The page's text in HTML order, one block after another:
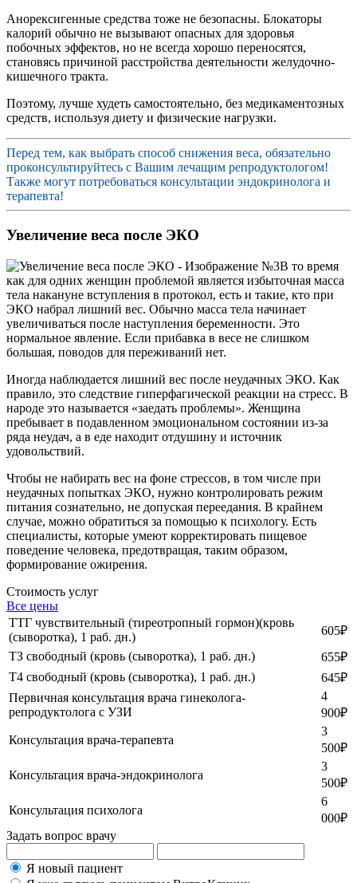
Анорексигенные средства тоже не безопасны. Блокаторы
калорий обычно не вызывают опасных для здоровья
побочных эффектов, но не всегда хорошо переносятся,
становясь причиной расстройства деятельности желудочно-
кишечного тракта.
Поэтому, лучше худеть самостоятельно, без медикаментозных
средств, используя диету и физические нагрузки.
Перед тем, как выбрать способ снижения веса, обязательно
проконсультируйтесь с Вашим лечащим репродуктологом!
Также могут потребоваться консультации эндокринолога и
терапевта!
Увеличение веса после ЭКО
В то время
как для одних женщин проблемой является избыточная масса
тела накануне вступления в протокол, есть и такие, кто при
ЭКО набрал лишний вес. Обычно масса тела начинает
увеличиваться после наступления беременности. Это
нормальное явление. Если прибавка в весе не слишком
большая, поводов для переживаний нет.
Иногда наблюдается лишний вес после неудачных ЭКО. Как
правило, это следствие гиперфагической реакции на стресс. В
народе это называется «заедать проблемы». Женщина
пребывает в подавленном эмоциональном состоянии из-за
ряда неудач, а в еде находит отдушину и источник
удовольствий.
Чтобы не набирать вес на фоне стрессов, в том числе при
неудачных попытках ЭКО, нужно контролировать режим
питания сознательно, не допуская переедания. В крайнем
случае, можно обратиться за помощью к психологу. Есть
специалисты, которые умеют корректировать пищевое
поведение человека, предотвращая, таким образом,
формирование ожирения.
Стоимость услуг
Все цены
ТТГ чувствительный (тиреотропный гормон)(кровь
(сыворотка), 1 раб. дн.)
605₽
ТЗ свободный (кровь (сыворотка), 1 раб. дн.)
655₽
Т4 свободный (кровь (сыворотка), 1 раб. дн.)
645₽
Первичная консультация врача гинеколога-
репродуктолога с УЗИ
4
900₽
Консультация врача-терапевта
3
500₽
Консультация врача-эндокринолога
3
500₽
Консультация психолога
6
000₽
Задать вопрос врачу
Я новый пациент